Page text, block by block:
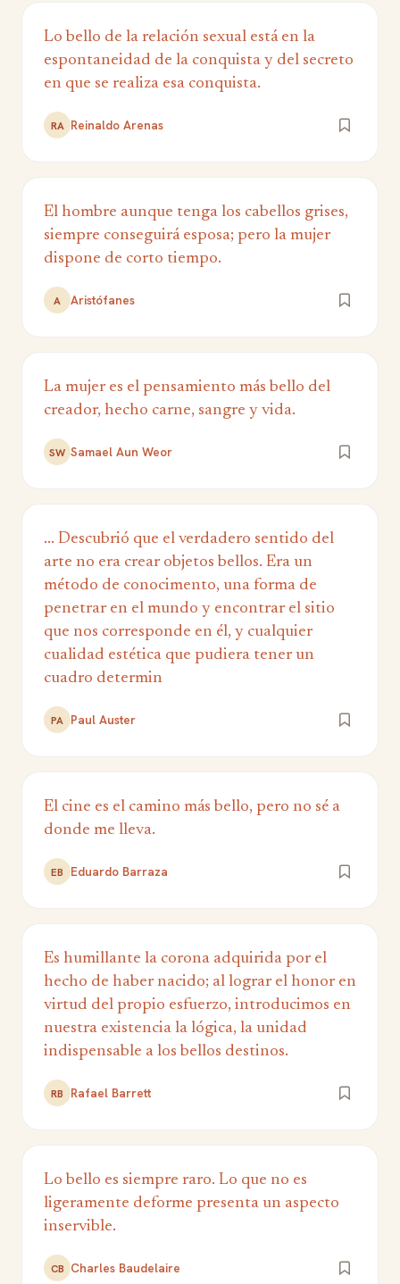
Lo bello de la relación sexual está en la
espontaneidad de la conquista y del secreto
en que se realiza esa conquista.
RA Reinaldo Arenas
El hombre aunque tenga los cabellos grises,
siempre conseguirá esposa; pero la mujer
dispone de corto tiempo.
A Aristófanes
La mujer es el pensamiento más bello del
creador, hecho carne, sangre y vida.
SW Samael Aun Weor
... Descubrió que el verdadero sentido del
arte no era crear objetos bellos. Era un
método de conocimento, una forma de
penetrar en el mundo y encontrar el sitio
que nos corresponde en él, y cualquier
cualidad estética que pudiera tener un
cuadro determin
PA Paul Auster
El cine es el camino más bello, pero no sé a
donde me lleva.
EB Eduardo Barraza
Es humillante la corona adquirida por el
hecho de haber nacido; al lograr el honor en
virtud del propio esfuerzo, introducimos en
nuestra existencia la lógica, la unidad
indispensable a los bellos destinos.
RB Rafael Barrett
Lo bello es siempre raro. Lo que no es
ligeramente deforme presenta un aspecto
inservible.
CB Charles Baudelaire